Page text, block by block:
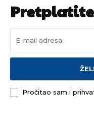
Pretplatite
Pročitao sam i